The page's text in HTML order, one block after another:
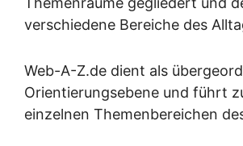
verschiedene Bereiche des
Web-A-Z.de dient als
Orientierungsebene und führt
einzelnen Themenbereichen